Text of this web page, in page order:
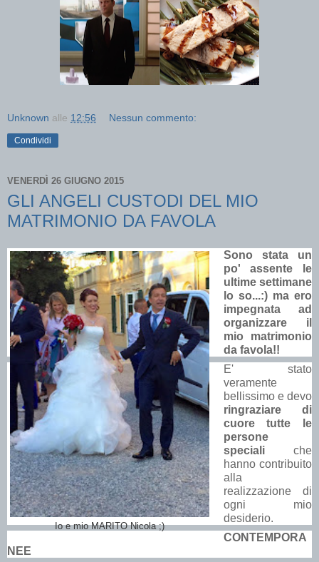
Unknown alle 12:56 Nessun commento:
Condividi
VENERDÌ 26 GIUGNO 2015
GLI ANGELI CUSTODI DEL MIO
MATRIMONIO DA FAVOLA
Io e mio MARITO Nicola ;)
Sono stata un
po' assente le
ultime settimane
lo so...:) ma ero
impegnata ad
organizzare il
mio matrimonio
da favola!!
E' stato
veramente
bellissimo e devo
ringraziare di
cuore tutte le
persone
specialiche
hanno contribuito
alla
realizzazione di
ogni mio
desiderio.
CONTEMPORA
NEE